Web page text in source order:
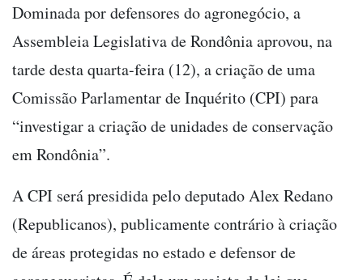
Dominada por defensores do agronegócio, a
Assembleia Legislativa de Rondônia aprovou, na
tarde desta quarta-feira (12), a criação de uma
Comissão Parlamentar de Inquérito (CPI) para
“investigar a criação de unidades de conservação
em Rondônia”.
A CPI será presidida pelo deputado Alex Redano
(Republicanos), publicamente contrário à criação
de áreas protegidas no estado e defensor de